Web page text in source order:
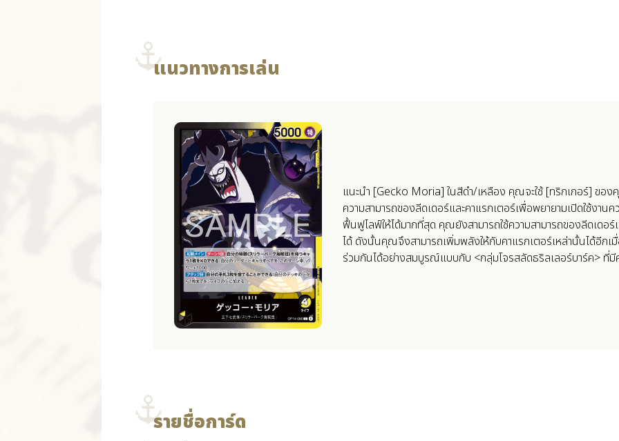
แนวทางการเล่น
แนะนำ [Gecko Moria] ในสีดำ/เหลือง คุณจะใช้ [ทริกเกอร์] ของ
ความสามารถของลีดเดอร์และคาแรกเตอร์เพื่อพยายามเปิดใช้งาน
ฟื้นฟูไลฟ์ให้ได้มากที่สุด คุณยังสามารถใช้ความสามารถของลีดเดอ
ได้ ดังนั้นคุณจึงสามารถเพิ่มพลังให้กับคาแรกเตอร์เหล่านั้นได้อีกเ
ร่วมกันได้อย่างสมบูรณ์แบบกับ <กลุ่มโจรสลัดธริลเลอร์บาร์ค> ที่มี
รายชื่อการ์ด